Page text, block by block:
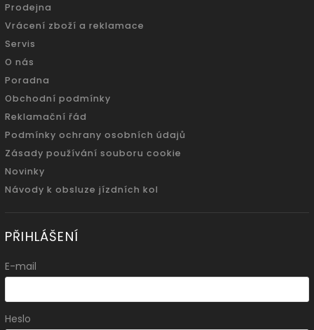
Prodejna
Vrácení zboží a reklamace
Servis
O nás
Poradna
Obchodní podmínky
Reklamační řád
Podmínky ochrany osobních údajů
Zásady používání souboru cookie
Novinky
Návody k obsluze jízdních kol
PŘIHLÁŠENÍ
E-mail
Heslo